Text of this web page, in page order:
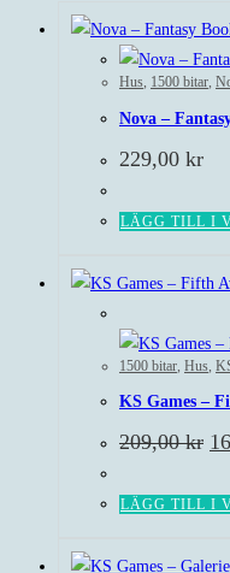
Hus, 1500 bitar,
Nova –
229,00 kr
LÄGG TILL I
1500 bitar Hus
KS Games –
209,00kr
LÄGG TILL I